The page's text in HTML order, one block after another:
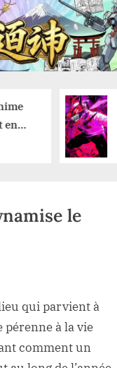
vu
le
qui parvient à
à la vie
comment un